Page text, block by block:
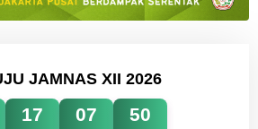
JAMNAS XII 2026
17 07 49